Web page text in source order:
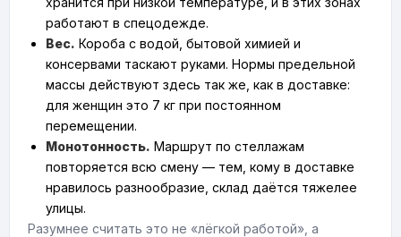
работают в спецодежде.
Вес. Короба с водой, бытовой химией и
консервами таскают руками. Нормы предельной
массы действуют здесь так же, как в доставке:
для женщин это 7 кг при постоянном
перемещении.
Монотонность. Маршрут по стеллажам
повторяется всю смену — тем, кому в доставке
нравилось разнообразие, склад даётся тяжелее
улицы.
Разумнее считать это не «лёгкой работой», а